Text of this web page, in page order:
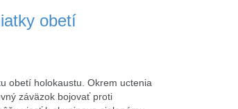
obetí
obetí holokaustu. Okrem uctenia
záväzok bojovať proti